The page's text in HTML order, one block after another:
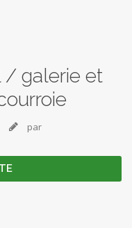
/ galerie et
 par